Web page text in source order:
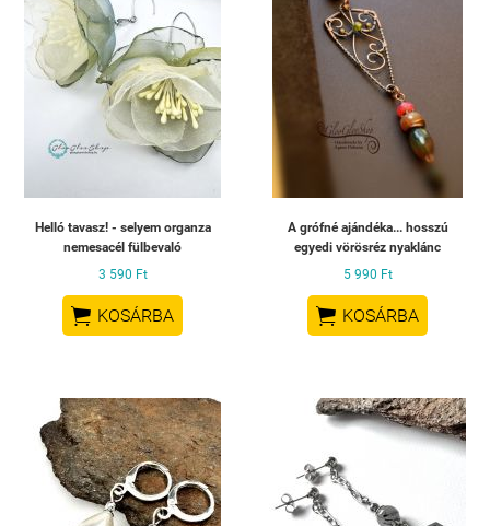
Helló tavasz! - selyem organza
nemesacél fülbevaló
3 590 Ft
 KOSÁRBA
A grófné ajándéka... hosszú
egyedi vörösréz nyaklánc
5 990 Ft
 KOSÁRBA